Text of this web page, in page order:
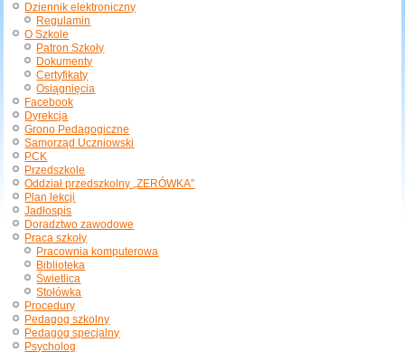
Dziennik elektroniczny
Regulamin
O Szkole
Patron Szkoły
Dokumenty
Certyfikaty
Osiągnięcia
Facebook
Dyrekcja
Grono Pedagogiczne
Samorząd Uczniowski
PCK
Przedszkole
Oddział przedszkolny „ZERÓWKA”
Plan lekcji
Jadłospis
Doradztwo zawodowe
Praca szkoły
Pracownia komputerowa
Biblioteka
Świetlica
Stołówka
Procedury
Pedagog szkolny
Pedagog specjalny
Psycholog